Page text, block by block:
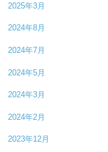
2025年3月
2024年8月
2024年7月
2024年5月
2024年3月
2024年2月
2023年12月